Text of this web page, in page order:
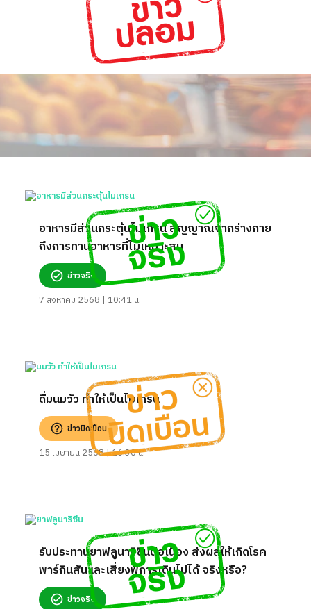
อาหารมีส่วนกระตุ้นไมเกรน สัญญาณจากร่างกาย
ถึงการทานอาหารที่ไม่เหมาะสม
ข่าวจริง
7 สิงหาคม 2568 | 10:41 น.
ดื่มนมวัว ทำให้เป็นไมเกรน
ข่าวบิดเบือน
15 เมษายน 2568 | 16:30 น.
รับประทานยาฟลูนาริซีนต่อเนื่อง ส่งผลให้เกิดโรค
พาร์กินสันและเสี่ยงพิการเดินไม่ได้ จริงหรือ?
ข่าวจริง